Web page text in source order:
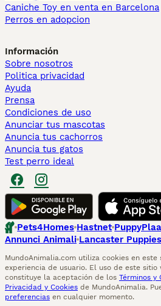
Caniche Toy en venta en Barcelona
Perros en adopcion
Información
Sobre nosotros
Politica privacidad
Ayuda
Prensa
Condiciones de uso
Anunciar tus mascotas
Anuncia tus cachorros
Anuncia tus gatos
Test perro ideal
Pets4Homes Hastnet
Annunci Animali Lancaster Puppies
MundoAnimalia.com utiliza cookies en
experiencia de usuario. El uso de este sitio
constituye la aceptación de los Términos y
Privacidad y Cookies de MundoAnimalia.
preferencias en cualquier momento.